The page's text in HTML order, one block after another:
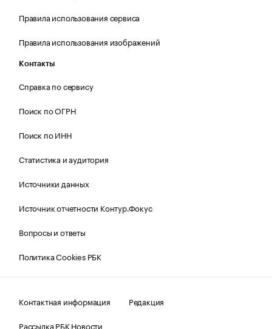
Правила использования сервиса
Правила использования изображений
Контакты
Справка по сервису
Поиск по ОГРН
Поиск по ИНН
Статистика и аудитория
Источники данных
Источник отчетности Контур.Фокус
Вопросы и ответы
Политика Cookies РБК
Контактная информация
Редакция
Рассылка РБК Новости